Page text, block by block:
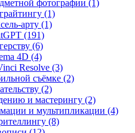
фотографии (1)
(1)
арту (1)
(191)
(6)
4D (4)
Resolve (3)
съёмке (2)
(2)
и мастерингу (2)
и мультипликации (4)
(8)